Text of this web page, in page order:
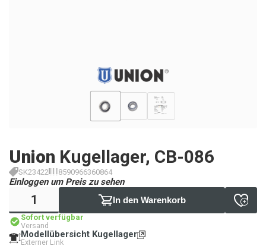
Union Kugellager, CB-086
SK23422 8590966360864
Einloggen um Preis zu sehen
In den Warenkorb
Sofort verfügbar
Versand
Modellübersicht Kugellager
Externer Link